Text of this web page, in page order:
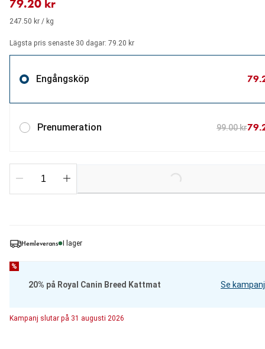
Hemleverans I lager
%
20% på Royal Canin Breed Kattmat Se kampanj
Kampanj slutar på 31 augusti 2026
79.20 kr
247.50 kr / kg
Lägsta pris senaste 30 dagar: 79.20 kr
Engångsköp
Prenumeration 99.00 kr
Loading...